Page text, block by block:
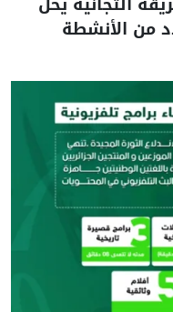
من الأنشطة